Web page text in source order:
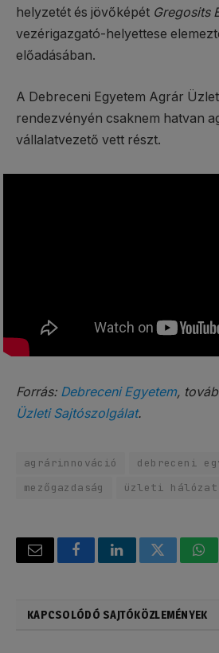
helyzetét és jövőképét Gregosits
vezérigazgató-helyettese
előadásában.
A Debreceni Egyetem Agrár
rendezvényén csaknem hatvan
vállalatvezető vett részt.
Forrás: Debreceni Egyetem,
Üzleti Sajtószolgálat.
agrárinnováció
debreceni
mezőgazdaság
üzleti hálózat
Email FacebookLinkedInTwitter
KAPCSOLÓDÓ SAJTÓKÖZLEMÉNYEK